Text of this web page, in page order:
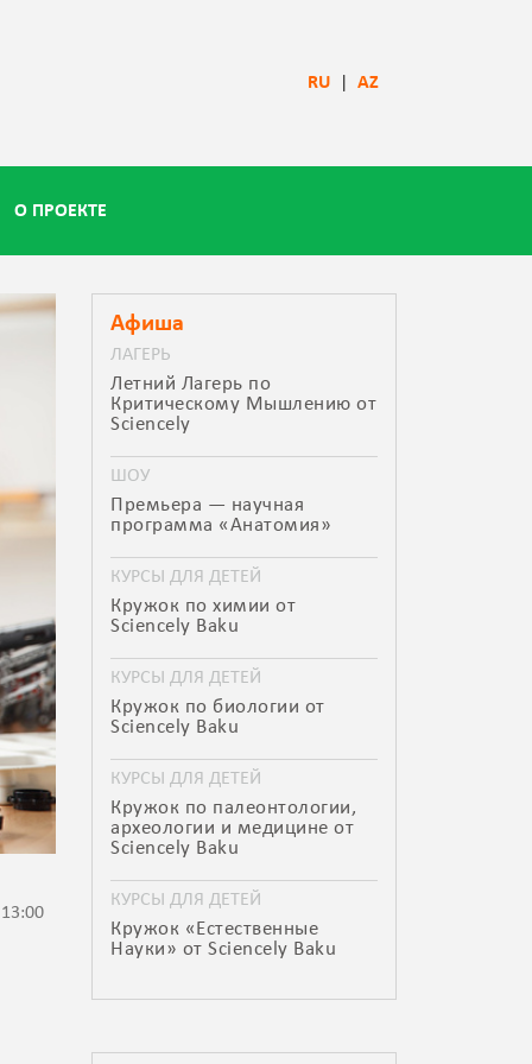
RU| AZ
О ПРОЕКТЕ
Афиша
ЛАГЕРЬ
Летний Лагерь по
Критическому Мышлению от
Sciencely
ШОУ
Премьера — научная
программа «Анатомия»
КУРСЫ ДЛЯ ДЕТЕЙ
Кружок по химии от
Sciencely Baku
КУРСЫ ДЛЯ ДЕТЕЙ
Кружок по биологии от
Sciencely Baku
КУРСЫ ДЛЯ ДЕТЕЙ
Кружок по палеонтологии,
археологии и медицине от
Sciencely Baku
КУРСЫ ДЛЯ ДЕТЕЙ
Кружок «Естественные
Науки» от Sciencely Baku